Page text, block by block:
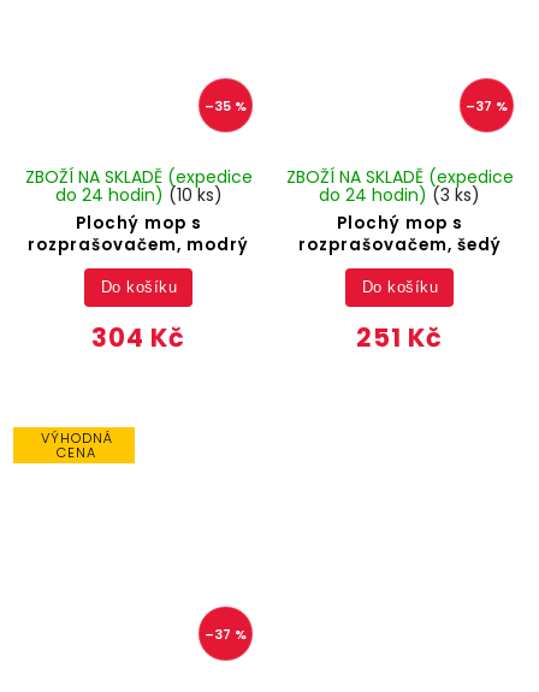
–35 %
Plochý mop s
rozprašovačem, modrý
ZBOŽÍ NA SKLADĚ (expedice
do 24 hodin) (10 ks)
304 Kč
Do košíku
–37 %
Plochý mop s
rozprašovačem, šedý
ZBOŽÍ NA SKLADĚ (expedice
do 24 hodin) (3 ks)
251 Kč
Do košíku
VÝHODNÁ
CENA
–37 %